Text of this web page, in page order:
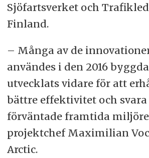
Sjöfartsverket och
Finland.
– Många av de
användes i den 2016
utvecklats vidare för att
bättre effektivitet och
förväntade framtida
projektchef Maximilian
Arctic.